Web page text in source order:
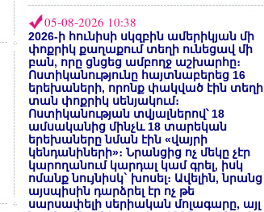
05-08-2026 10:38
2026-ի հունիսի սկզբին ամերիկյան մի
փոքրիկ քաղաքում տեղի ունեցավ մի
բան, որը ցնցեց ամբողջ աշխարհը։
Ոստիկանությունը հայտնաբերեց 16
երեխաների, որոնք փակված էին տեղի
տան փոքրիկ սենյակում։
Ոստիկանության տվյալներով՝ 18
ամսականից մինչև 18 տարեկան
երեխաները նման էին «վայրի
կենդանիների»։ Նրանցից ոչ մեկը չէր
կարողանում կարդալ կամ գրել, իսկ
ոմանք նույնիսկ` խոսել։ Ավելին, նրանց
այսպիսին դարձրել էր ոչ թե
սարսափելի սերիական մոլագարը, այլ